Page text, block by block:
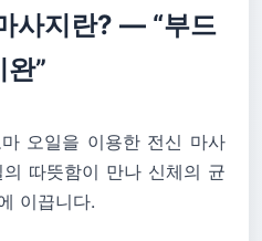
사지란? ― “부드
”
오일을 이용한 전신 마사
따뜻함이 만나 신체의 균
이끕니다.